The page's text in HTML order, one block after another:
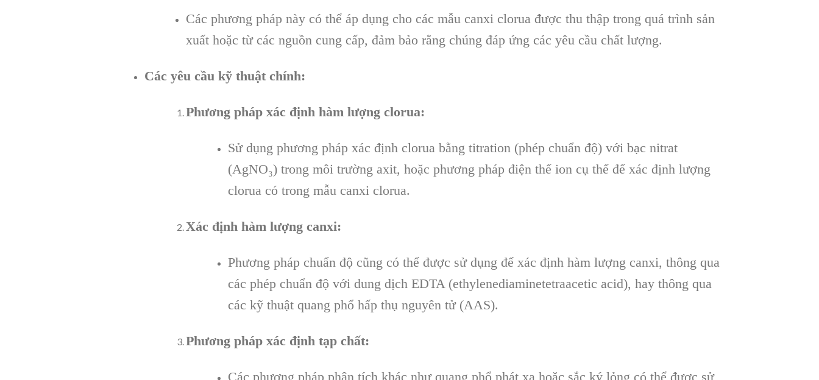
Các phương pháp này có thể áp dụng cho các mẫu canxi clorua được thu thập trong quá trình sản
xuất hoặc từ các nguồn cung cấp, đảm bảo rằng chúng đáp ứng các yêu cầu chất lượng.
Các yêu cầu kỹ thuật chính:
Phương pháp xác định hàm lượng clorua:
Sử dụng phương pháp xác định clorua bằng titration (phép chuẩn độ) với bạc nitrat
(AgNO₃) trong môi trường axit, hoặc phương pháp điện thế ion cụ thể để xác định lượng
clorua có trong mẫu canxi clorua.
Xác định hàm lượng canxi:
Phương pháp chuẩn độ cũng có thể được sử dụng để xác định hàm lượng canxi, thông qua
các phép chuẩn độ với dung dịch EDTA (ethylenediaminetetraacetic acid), hay thông qua
các kỹ thuật quang phổ hấp thụ nguyên tử (AAS).
Phương pháp xác định tạp chất:
Các phương pháp phân tích khác như quang phổ phát xạ hoặc sắc ký lỏng có thể được sử